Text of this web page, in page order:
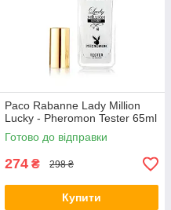
Paco Rabanne Lady Million
Lucky - Pheromon Tester 65ml
Готово до відправки
274 ₴ 298 ₴
Купити